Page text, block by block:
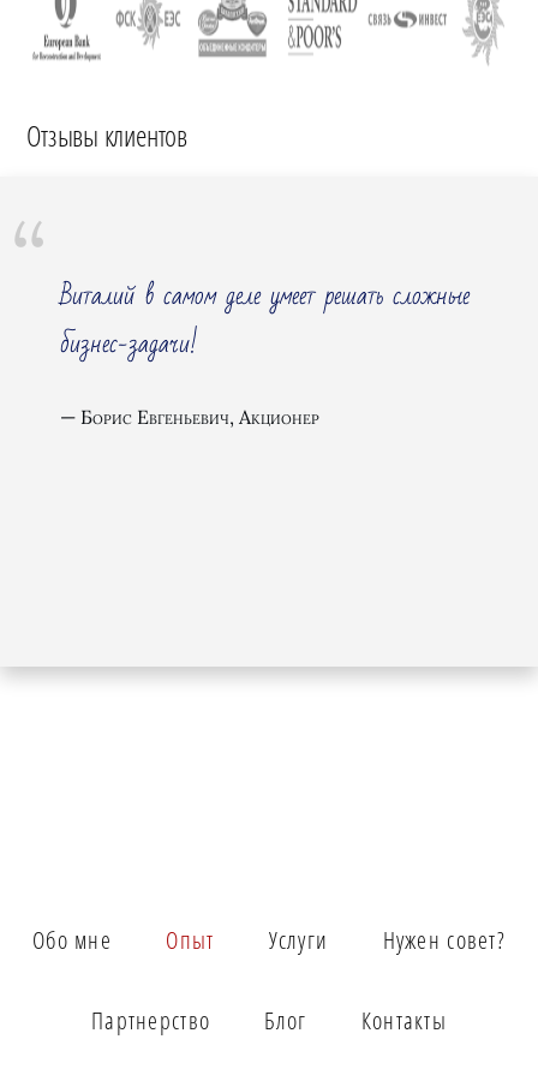
Отзывы клиентов
Виталий в самом деле умеет решать сложные
бизнес-задачи!
Борис Евгеньевич, Акционер
Обо мне Опыт Услуги Нужен совет?
Партнерство Блог Контакты